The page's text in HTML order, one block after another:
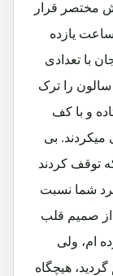
مختصر قرار
یازده
با تعدادی
را ترک
و با کف
میکردند. بی
توقف کردند
شما نسبت
از صمیم قلب
ام، ولی
هیچگاه